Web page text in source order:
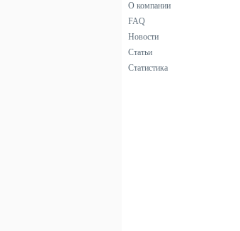
Street One Studio
Superdry & Co
Ulla Popken
Urban Classics
О компании
FAQ
Новости
Статьи
Статистика